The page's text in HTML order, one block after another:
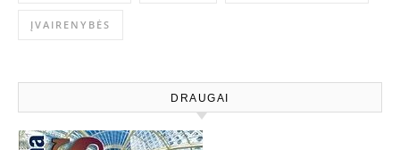
ĮVAIRENYBĖS
DRAUGAI